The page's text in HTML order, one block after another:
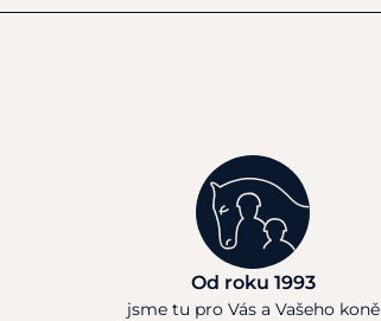
Od roku 1993
jsme tu pro Vás a Vašeho koně